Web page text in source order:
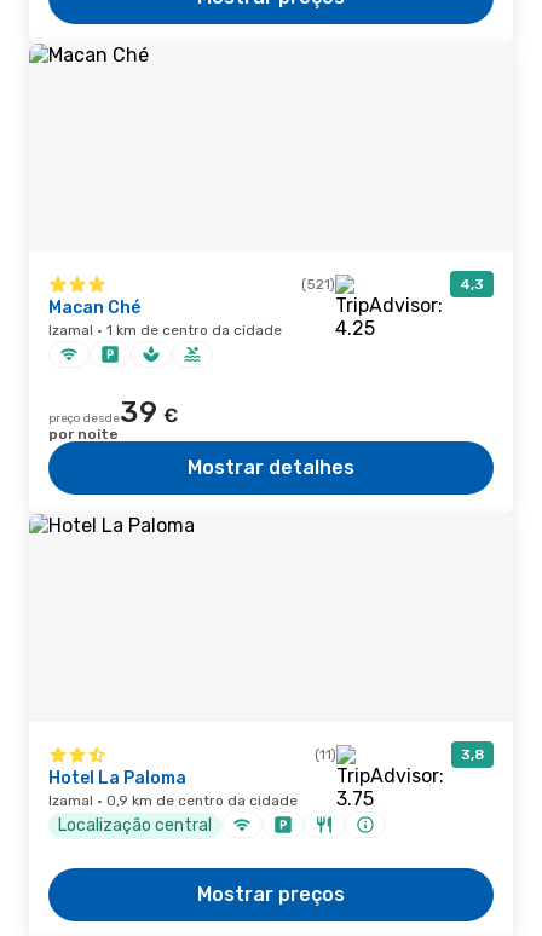
(521) 4,3
Macan Ché
Izamal · 1 km de centro da cidade
preço desde39 €
por noite
Mostrar detalhes
(11) 3,8
Hotel La Paloma
Izamal · 0,9 km de centro da cidade
Localização central
Mostrar preços